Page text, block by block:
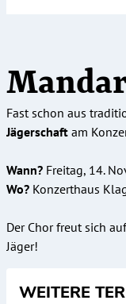
WEITERE
Fast schon aus
Jägerschaft am
Wann? Freitag, 14.
Wo? Konzerthaus
Der Chor freut sich
Jäger!